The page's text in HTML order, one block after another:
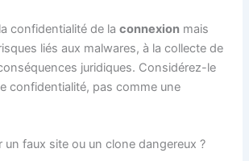
confidentialité de laconnexion mais
liés aux malwares, à la collecte de
juridiques. Considérez-le
confidentialité, pas comme une
un faux site ou un clone dangereux ?